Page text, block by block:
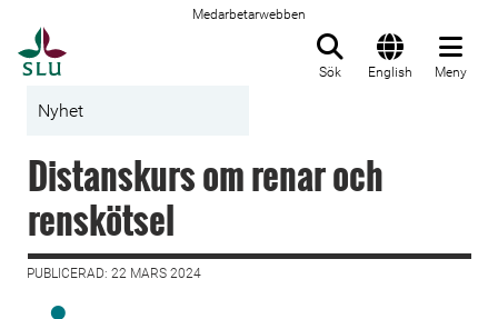
Medarbetarwebben
Sök English Meny
Nyhet
Distanskurs om renar och
renskötsel
PUBLICERAD: 22 MARS 2024